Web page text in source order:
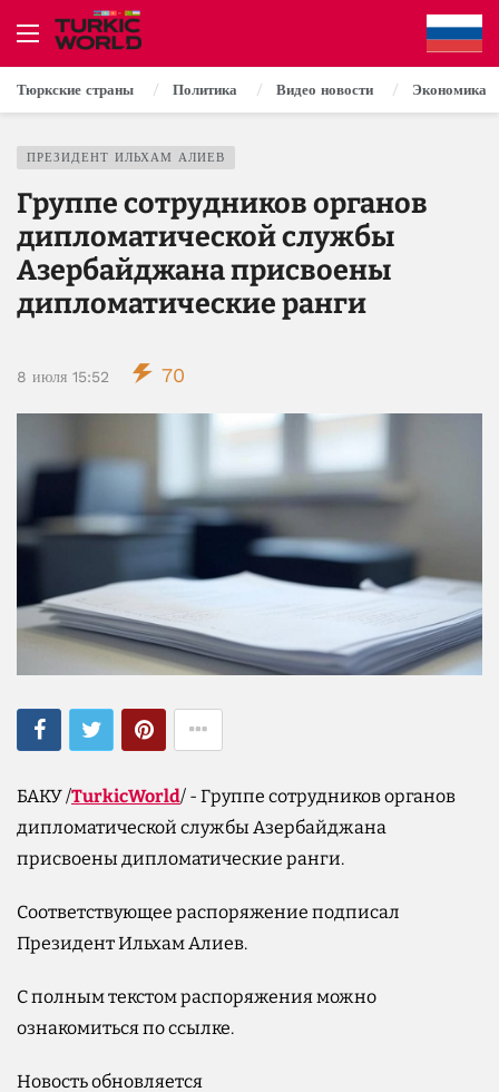
Тюркские страны Политика Видео новости Экономика
ПРЕЗИДЕНТ ИЛЬХАМ АЛИЕВ
Группе сотрудников органов
дипломатической службы
Азербайджана присвоены
дипломатические ранги
8 июля 15:52 70
БАКУ /TurkicWorld/ - Группе сотрудников органов
дипломатической службы Азербайджана
присвоены дипломатические ранги.
Соответствующее распоряжение подписал
Президент Ильхам Алиев.
С полным текстом распоряжения можно
ознакомиться по ссылке.
Новость обновляется